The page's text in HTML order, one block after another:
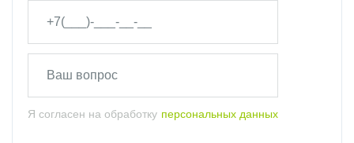
Я согласен на обработку персональных данных